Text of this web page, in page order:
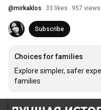
@mirkaklos 33 likes 957 views
Subscribe
Choices for families
Explore simpler, safer
families